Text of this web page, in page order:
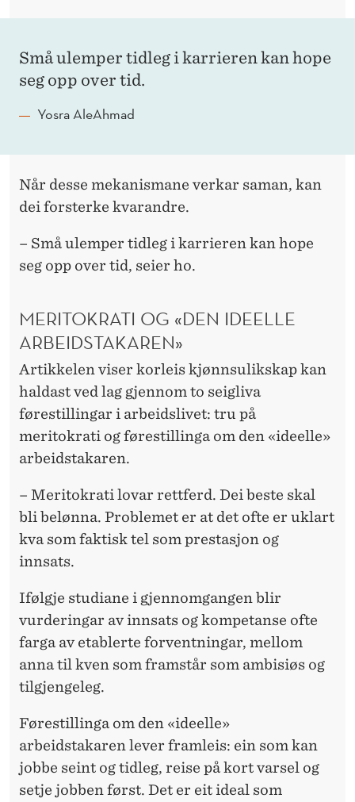
Små ulemper tidleg i karrieren kan hope
seg opp over tid.
Yosra AleAhmad
Når desse mekanismane verkar saman, kan
dei forsterke kvarandre.
– Små ulemper tidleg i karrieren kan hope
seg opp over tid, seier ho.
MERITOKRATI OG «DEN IDEELLE
ARBEIDSTAKAREN»
Artikkelen viser korleis kjønnsulikskap kan
haldast ved lag gjennom to seigliva
førestillingar i arbeidslivet: tru på
meritokrati og førestillinga om den «ideelle»
arbeidstakaren.
– Meritokrati lovar rettferd. Dei beste skal
bli belønna. Problemet er at det ofte er uklart
kva som faktisk tel som prestasjon og
innsats.
Ifølgje studiane i gjennomgangen blir
vurderingar av innsats og kompetanse ofte
farga av etablerte forventningar, mellom
anna til kven som framstår som ambisiøs og
tilgjengeleg.
Førestillinga om den «ideelle»
arbeidstakaren lever framleis: ein som kan
jobbe seint og tidleg, reise på kort varsel og
setje jobben først. Det er eit ideal som